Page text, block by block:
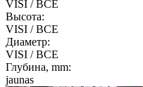
VISI / ВСЕ
Высота:
VISI / ВСЕ
Диаметр:
VISI / ВСЕ
Глубина, mm:
jaunas